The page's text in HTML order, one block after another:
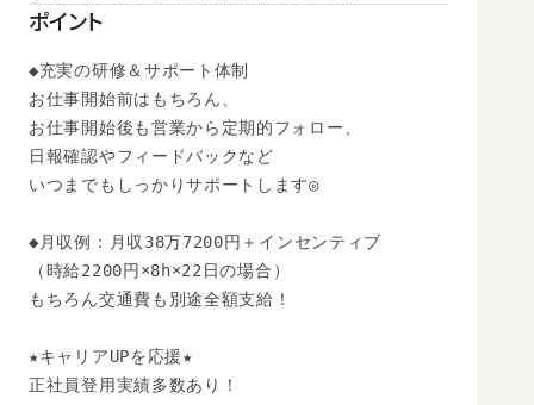
ポイント
◆充実の研修＆サポート体制
お仕事開始前はもちろん、
お仕事開始後も営業から定期的フォロー、
日報確認やフィードバックなど
いつまでもしっかりサポートします◎
◆月収例：月収38万7200円＋インセンティブ
（時給2200円×8h×22日の場合）
もちろん交通費も別途全額支給！
★キャリアUPを応援★
正社員登用実績多数あり！